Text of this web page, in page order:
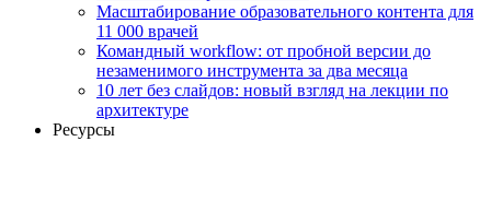
Масштабирование образовательного контента для
11 000 врачей
Командный workflow: от пробной версии до
незаменимого инструмента за два месяца
10 лет без слайдов: новый взгляд на лекции по
архитектуре
Ресурсы